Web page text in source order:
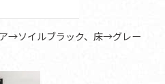
→ソイルブラック、床→グレー